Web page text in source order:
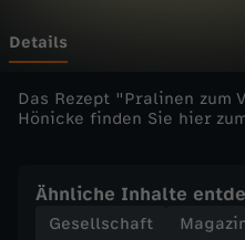
r
a
i
Details
Das Rezept "Pralinen zum
Hönicke finden Sie hier
Ähnliche Inhalte
Gesellschaft